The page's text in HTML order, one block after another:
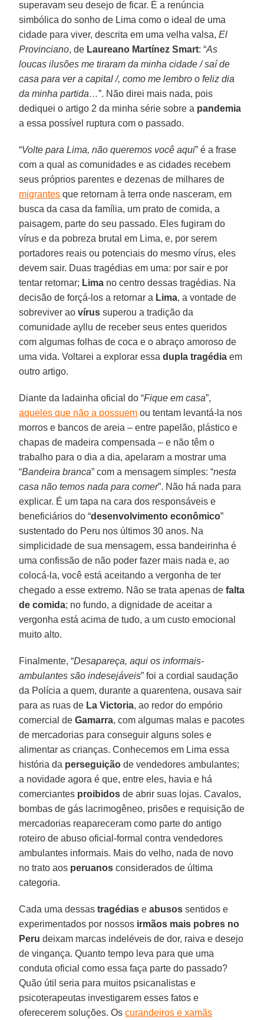
superavam seu desejo de ficar. É a renúncia
simbólica do sonho de Lima como o ideal de uma
cidade para viver, descrita em uma velha valsa,El
Provinciano, de Laureano Martínez Smart: “As
loucas ilusões me tiraram da minha cidade / saí de
casa para ver a capital /, como me lembro o feliz dia
da minha partida…”. Não direi mais nada, pois
dediquei o artigo 2 da minha série sobre a pandemia
a essa possível ruptura com o passado.
“Volte para Lima, não queremos você aqui” é a frase
com a qual as comunidades e as cidades recebem
seus próprios parentes e dezenas de milhares de
migrantes que retornam à terra onde nasceram, em
busca da casa da família, um prato de comida, a
paisagem, parte do seu passado. Eles fugiram do
vírus e da pobreza brutal em Lima, e, por serem
portadores reais ou potenciais do mesmo vírus, eles
devem sair. Duas tragédias em uma: por sair e por
tentar retornar; Lima no centro dessas tragédias. Na
decisão de forçá-los a retornar a Lima, a vontade de
sobreviver aovírus superou a tradição da
comunidade ayllu de receber seus entes queridos
com algumas folhas de coca e o abraço amoroso de
uma vida. Voltarei a explorar essadupla tragédia em
outro artigo.
Diante da ladainha oficial do “Fique em casa”,
aqueles que não a possuem ou tentam levantá-la nos
morros e bancos de areia – entre papelão, plástico e
chapas de madeira compensada – e não têm o
trabalho para o dia a dia, apelaram a mostrar uma
“Bandeira branca” com a mensagem simples: “nesta
casa não temos nada para comer”. Não há nada para
explicar. É um tapa na cara dos responsáveis e
beneficiários do “desenvolvimento econômico”
sustentado do Peru nos últimos 30 anos. Na
simplicidade de sua mensagem, essa bandeirinha é
uma confissão de não poder fazer mais nada e, ao
colocá-la, você está aceitando a vergonha de ter
chegado a esse extremo. Não se trata apenas defalta
de comida; no fundo, a dignidade de aceitar a
vergonha está acima de tudo, a um custo emocional
muito alto.
Finalmente, “Desapareça, aqui os informais-
ambulantes são indesejáveis” foi a cordial saudação
da Polícia a quem, durante a quarentena, ousava sair
para as ruas de La Victoria, ao redor do empório
comercial deGamarra, com algumas malas e pacotes
de mercadorias para conseguir alguns soles e
alimentar as crianças. Conhecemos em Lima essa
história da perseguição de vendedores ambulantes;
a novidade agora é que, entre eles, havia e há
comerciantes proibidos de abrir suas lojas. Cavalos,
bombas de gás lacrimogêneo, prisões e requisição de
mercadorias reapareceram como parte do antigo
roteiro de abuso oficial-formal contra vendedores
ambulantes informais. Mais do velho, nada de novo
no trato aos peruanos considerados de última
categoria.
Cada uma dessastragédias eabusos sentidos e
experimentados por nossos irmãos mais pobres no
Peru deixam marcas indeléveis de dor, raiva e desejo
de vingança. Quanto tempo leva para que uma
conduta oficial como essa faça parte do passado?
Quão útil seria para muitos psicanalistas e
psicoterapeutas investigarem esses fatos e
oferecerem soluções. Oscurandeiros e xamãs